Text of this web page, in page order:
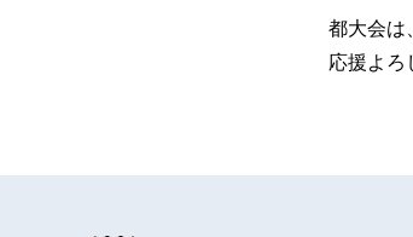
都大会は
応援よろ